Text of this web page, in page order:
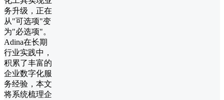
务升级，正在
从"可选项"变
为"必选项"。
Adina在长期
行业实践中，
积累了丰富的
企业数字化服
务经验，本文
将系统梳理企